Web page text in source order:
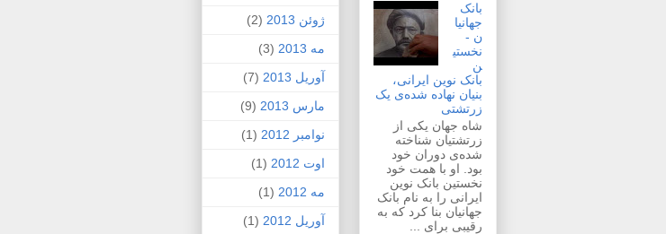
بانک
جهانیا
ن -
نخستی
ن
بانک نوین ایرانی،
بنیان نهاده شده‌ی یک
زرتشتی
شاه جهان یکی از
زرتشتیان شناخته
شده‌ی دوران خود
بود. او با همت خود
نخستین بانک نوین
ایرانی را به نام بانک
جهانیان بنا کرد که به
رقیبی برای ...
ژوئن 2013
(2)
مه 2013
(3)
آوریل 2013
(7)
مارس 2013
(9)
نوامبر 2012
(1)
اوت 2012
(1)
مه 2012
(1)
آوریل 2012
(1)